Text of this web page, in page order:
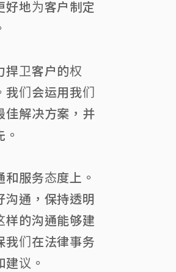
好地为客户制定
捍卫客户的权
我们会运用我们
佳解决方案，并
服务态度上。
沟通，保持透明
样的沟通能够建
我们在法律事务
议。